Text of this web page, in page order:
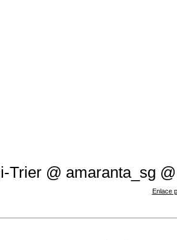
Trier @ amaranta_sg @
Enlace